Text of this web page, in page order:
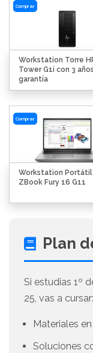
Comprar
Workstation Torre
Tower G1i con 3
garantía
Comprar
Workstation Portátil
ZBook Fury 16 G11
Plan
Si estudias 1º
25, vas a cursar:
Materiales
Soluciones